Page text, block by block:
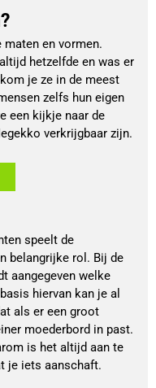
maten en vormen.
hetzelfde en was er
je ze in de meest
zelfs hun eigen
een kijkje naar de
verkrijgbaar zijn.
speelt de
belangrijke rol. Bij de
aangegeven welke
hiervan kan je al
als er een groot
moederbord in past.
is het altijd aan te
je iets aanschaft.